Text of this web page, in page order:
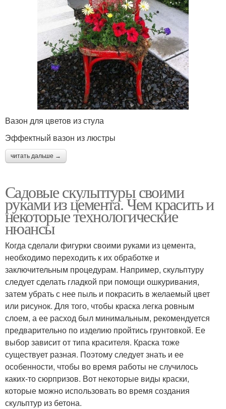
Вазон для цветов из стула
Эффектный вазон из люстры
читать дальше →
Садовые скульптуры своими
руками из цемента. Чем красить и
некоторые технологические
нюансы
Когда сделали фигурки своими руками из цемента,
необходимо переходить к их обработке и
заключительным процедурам. Например, скульптуру
следует сделать гладкой при помощи ошкуривания,
затем убрать с нее пыль и покрасить в желаемый цвет
или рисунок. Для того, чтобы краска легка ровным
слоем, а ее расход был минимальным, рекомендуется
предварительно по изделию пройтись грунтовкой. Ее
выбор зависит от типа красителя. Краска тоже
существует разная. Поэтому следует знать и ее
особенности, чтобы во время работы не случилось
каких-то сюрпризов. Вот некоторые виды краски,
которые можно использовать во время создания
скульптур из бетона.